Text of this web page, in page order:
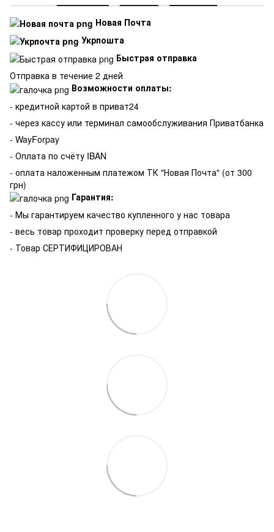
Новая Почта
Укрпошта
Быстрая отправка
Отправка в течение 2 дней
Возможности оплаты:
- кредитной картой в приват24
- через кассу или терминал самообслуживания Приватбанка
- WayForpay
- Оплата по счёту IBAN
- оплата наложенным платежом ТК "Новая Почта" (от 300
грн)
Гарантия:
- Мы гарантируем качество купленного у нас товара
- весь товар проходит проверку перед отправкой
- Товар СЕРТИФИЦИРОВАН